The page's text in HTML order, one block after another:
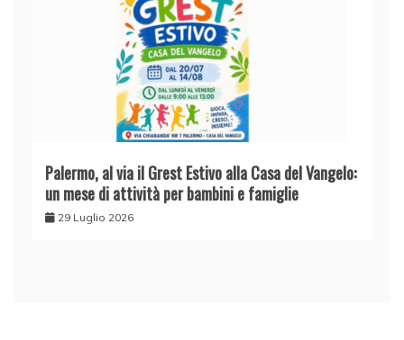
Palermo, al via il Grest Estivo alla Casa del Vangelo:
un mese di attività per bambini e famiglie
29 Luglio 2026